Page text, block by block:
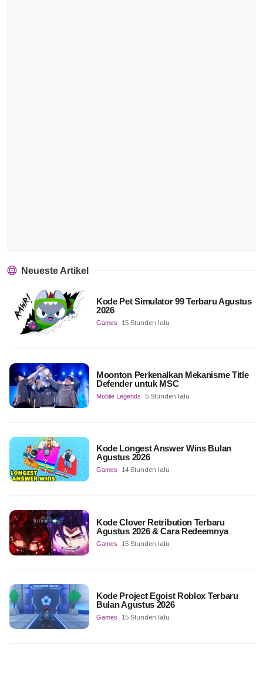
Neueste Artikel
Kode Pet Simulator 99 Terbaru Agustus
2026
Games 15 Stunden lalu
Moonton Perkenalkan Mekanisme Title
Defender untuk MSC
Mobile Legends 5 Stunden lalu
Kode Longest Answer Wins Bulan
Agustus 2026
Games 14 Stunden lalu
Kode Clover Retribution Terbaru
Agustus 2026 & Cara Redeemnya
Games 15 Stunden lalu
Kode Project Egoist Roblox Terbaru
Bulan Agustus 2026
Games 15 Stunden lalu